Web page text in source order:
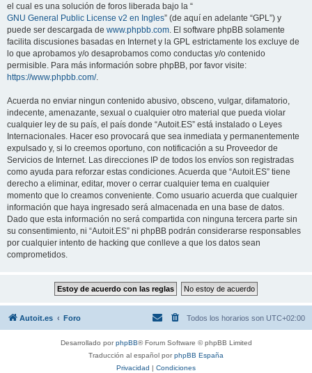
el cual es una solución de foros liberada bajo la “
GNU General Public License v2 en Ingles” (de aquí en adelante “GPL”) y
puede ser descargada de www.phpbb.com. El software phpBB solamente
facilita discusiones basadas en Internet y la GPL estrictamente los excluye de
lo que aprobamos y/o desaprobamos como conductas y/o contenido
permisible. Para más información sobre phpBB, por favor visite:
https://www.phpbb.com/.
Acuerda no enviar ningun contenido abusivo, obsceno, vulgar, difamatorio,
indecente, amenazante, sexual o cualquier otro material que pueda violar
cualquier ley de su país, el país donde “Autoit.ES” está instalado o Leyes
Internacionales. Hacer eso provocará que sea inmediata y permanentemente
expulsado y, si lo creemos oportuno, con notificación a su Proveedor de
Servicios de Internet. Las direcciones IP de todos los envíos son registradas
como ayuda para reforzar estas condiciones. Acuerda que “Autoit.ES” tiene
derecho a eliminar, editar, mover o cerrar cualquier tema en cualquier
momento que lo creamos conveniente. Como usuario acuerda que cualquier
información que haya ingresado será almacenada en una base de datos.
Dado que esta información no será compartida con ninguna tercera parte sin
su consentimiento, ni “Autoit.ES” ni phpBB podrán considerarse responsables
por cualquier intento de hacking que conlleve a que los datos sean
comprometidos.
Autoit.es Foro Todos los horarios son UTC+02:00
Desarrollado porphpBB® Forum Software © phpBB Limited
Traducción al español porphpBB España
Privacidad | Condiciones